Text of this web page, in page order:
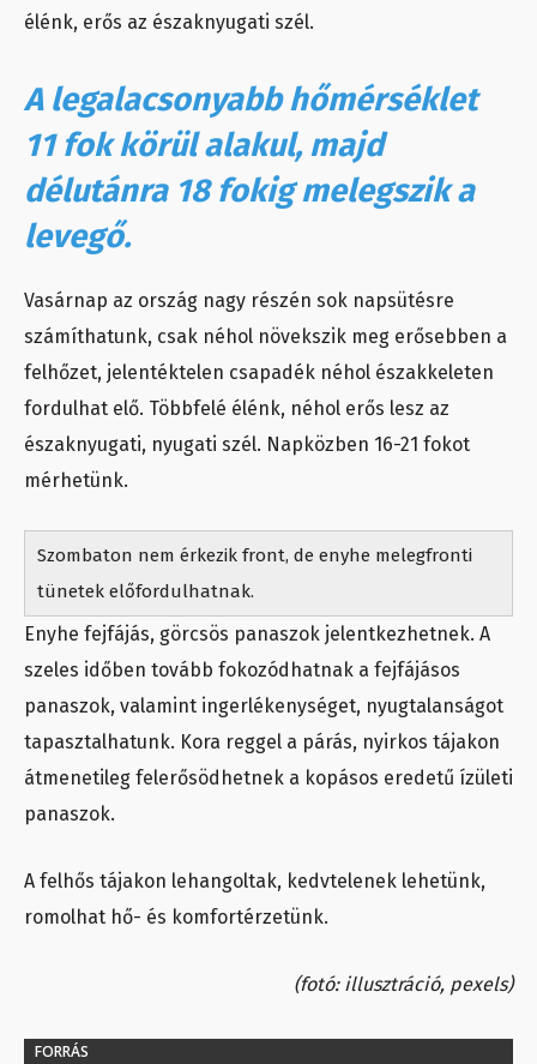
élénk, erős az északnyugati szél.
A legalacsonyabb hőmérséklet
11 fok körül alakul, majd
délutánra 18 fokig melegszik a
levegő.
Vasárnap az ország nagy részén sok napsütésre
számíthatunk, csak néhol növekszik meg erősebben a
felhőzet, jelentéktelen csapadék néhol északkeleten
fordulhat elő. Többfelé élénk, néhol erős lesz az
északnyugati, nyugati szél. Napközben 16-21 fokot
mérhetünk.
Szombaton nem érkezik front, de enyhe melegfronti
tünetek előfordulhatnak.
Enyhe fejfájás, görcsös panaszok jelentkezhetnek. A
szeles időben tovább fokozódhatnak a fejfájásos
panaszok, valamint ingerlékenységet, nyugtalanságot
tapasztalhatunk. Kora reggel a párás, nyirkos tájakon
átmenetileg felerősödhetnek a kopásos eredetű ízületi
panaszok.
A felhős tájakon lehangoltak, kedvtelenek lehetünk,
romolhat hő- és komfortérzetünk.
(fotó: illusztráció, pexels)
FORRÁS